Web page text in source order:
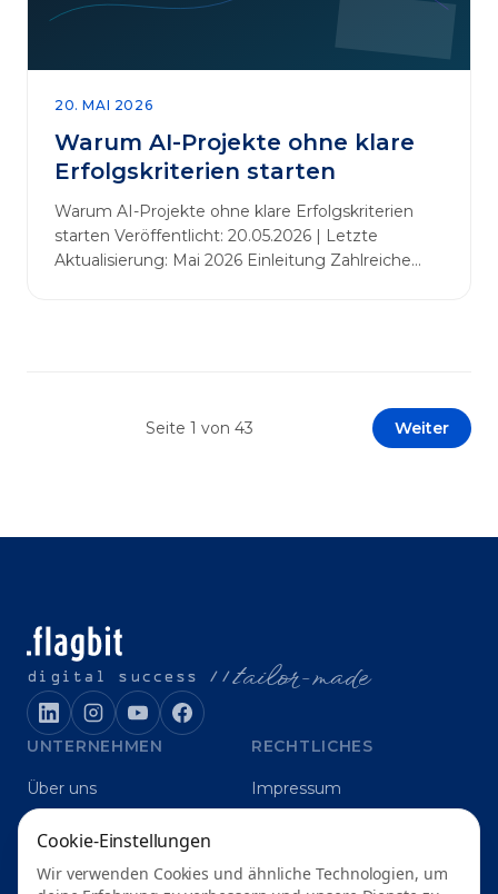
20. MAI 2026
Warum AI-Projekte ohne klare
Erfolgskriterien starten
Warum AI-Projekte ohne klare Erfolgskriterien
starten Veröffentlicht: 20.05.2026 | Letzte
Aktualisierung: Mai 2026 Einleitung Zahlreiche
Prototypen entwickeln und interne Skepsis
abbauen. Der zentrale Begriff dieses Beitrags ist
Seite 1 von 43 Weiter
digital success //tailor-made
UNTERNEHMEN
Über uns
RECHTLICHES
Impressum
Cookie-Einstellungen
Wir verwenden Cookies und ähnliche Technologien, um